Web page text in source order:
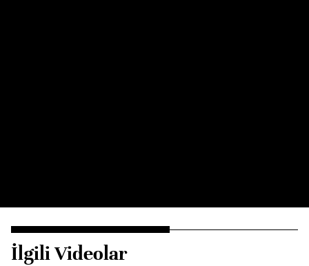
İlgili Videolar